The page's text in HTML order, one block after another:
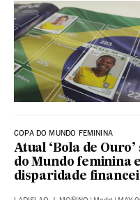
COPA DO MUNDO FEMININA
Atual ‘Bola de
do Mundo feminina
disparidade